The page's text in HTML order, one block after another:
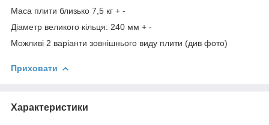
Маса плити близько 7,5 кг + -
Діаметр великого кільця: 240 мм + -
Можливі 2 варіанти зовнішнього виду плити (див фото)
Приховати
Характеристики